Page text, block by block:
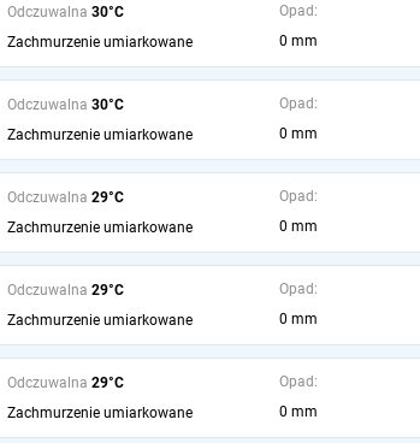
Odczuwalna 30°C
Zachmurzenie umiarkowane
Opad:
0 mm
Odczuwalna 30°C
Zachmurzenie umiarkowane
Opad:
0 mm
Odczuwalna 29°C
Zachmurzenie umiarkowane
Opad:
0 mm
Odczuwalna 29°C
Zachmurzenie umiarkowane
Opad:
0 mm
Odczuwalna 29°C
Zachmurzenie umiarkowane
Opad:
0 mm